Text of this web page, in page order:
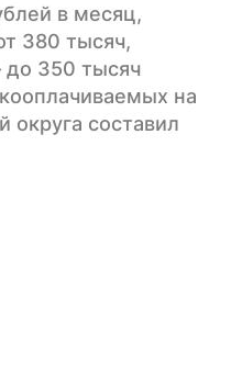
в месяц,
380 тысяч,
до 350 тысяч
на
округа составил